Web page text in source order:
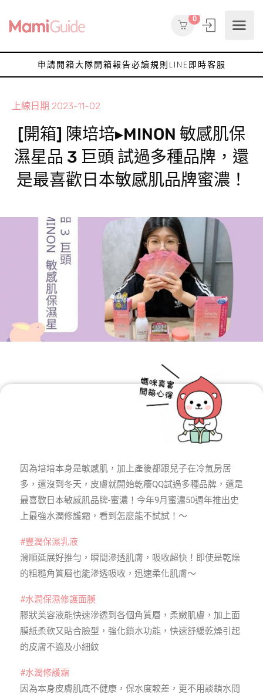
0
申請開箱大隊開箱報告必讀規則 LINE即時客服
上線日期 2023-11-02
[開箱] 陳培培▸MINON 敏感肌保
濕星品 3 巨頭 試過多種品牌，還
是最喜歡日本敏感肌品牌蜜濃！
因為培培本身是敏感肌，加上產後都跟兒子在冷氣房居
多，還沒到冬天，皮膚就開始乾癢QQ試過多種品牌，還是
最喜歡日本敏感肌品牌-蜜濃！今年9月蜜濃50週年推出史
上最強水潤修護霜，看到怎麼能不試試！～
#豐潤保濕乳液
滑順延展好推勻，瞬間滲透肌膚，吸收超快！即使是乾燥
的粗糙角質層也能滲透吸收，迅速柔化肌膚～
#水潤保濕修護面膜
膠狀美容液能快速滲透到各個角質層，柔嫩肌膚，加上面
膜紙柔軟又貼合臉型，強化鎖水功能，快速舒緩乾燥引起
的皮膚不適及小細紋
#水潤修護霜
因為本身皮膚肌底不健康，保水度較差，更不用談鎖水問